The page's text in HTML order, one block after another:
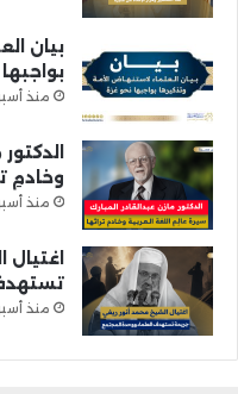
بيان
منذ
وخادمِ
منذ
منذ